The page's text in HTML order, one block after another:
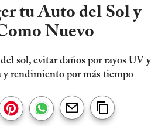
tu Auto del Sol y
Nuevo
sol, evitar daños por rayos UV y
y rendimiento por más tiempo